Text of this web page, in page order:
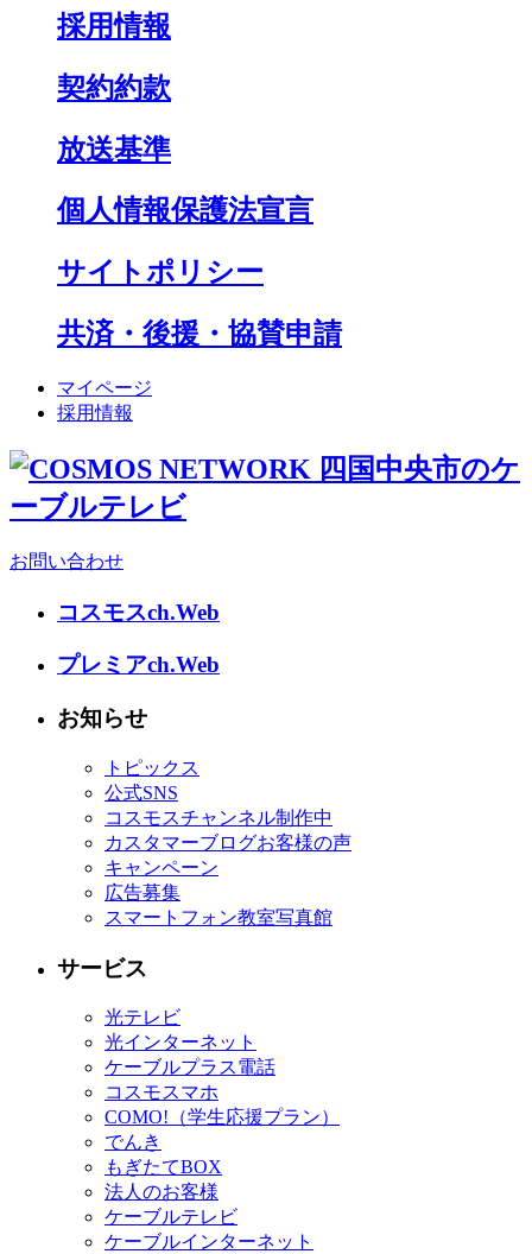
採用情報
契約約款
放送基準
個人情報保護法宣言
サイトポリシー
共済・後援・協賛申請
マイページ
採用情報
お問い合わせ
コスモスch.Web
プレミアch.Web
お知らせ
トピックス
公式SNS
コスモスチャンネル制作中
カスタマーブログお客様の声
キャンペーン
広告募集
スマートフォン教室写真館
サービス
光テレビ
光インターネット
ケーブルプラス電話
コスモスマホ
COMO!（学生応援プラン）
でんき
もぎたてBOX
法人のお客様
ケーブルテレビ
ケーブルインターネット